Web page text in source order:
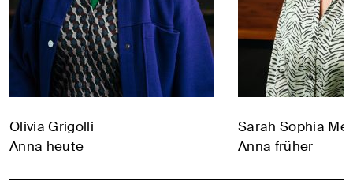
Olivia Grigolli
Anna heute
Sarah Sophia
Anna früher